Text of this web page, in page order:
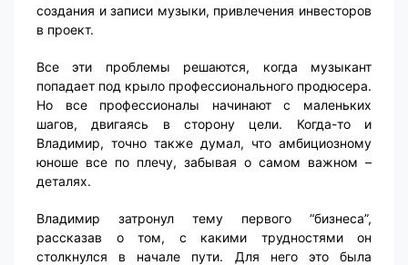
создания и записи музыки, привлечения инвесторов
в проект.
Все эти проблемы решаются, когда музыкант
попадает под крыло профессионального продюсера.
Но все профессионалы начинают с маленьких
шагов, двигаясь в сторону цели. Когда-то и
Владимир, точно также думал, что амбициозному
юноше все по плечу, забывая о самом важном –
деталях.
Владимир затронул тему первого “бизнеса”,
рассказав о том, с какими трудностями он
столкнулся в начале пути. Для него это была